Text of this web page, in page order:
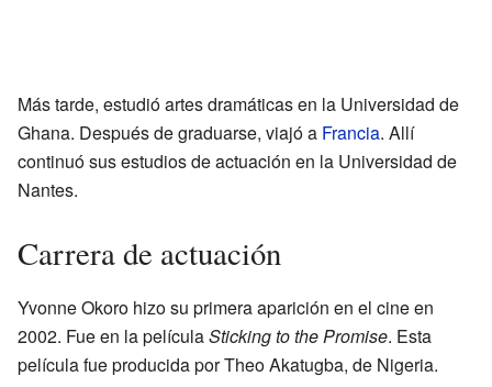
Más tarde, estudió artes dramáticas en la Universidad de
Ghana. Después de graduarse, viajó a Francia. Allí
continuó sus estudios de actuación en la Universidad de
Nantes.
Carrera de actuación
Yvonne Okoro hizo su primera aparición en el cine en
2002. Fue en la películaSticking to the Promise. Esta
película fue producida por Theo Akatugba, de Nigeria.